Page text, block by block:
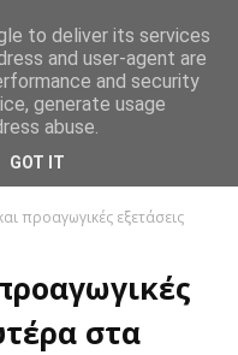
προαγωγικές εξετάσεις
στα
to deliver its services
and user-agent are
and security
generate usage
abuse.
GOT IT